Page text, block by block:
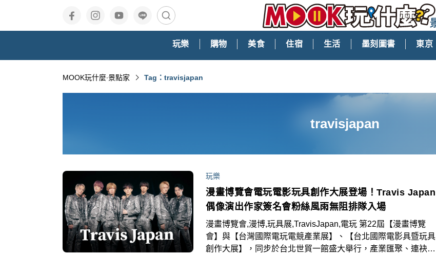
玩樂 購物 美食 住宿 生活 墨刻圖書 東京
MOOK玩什麼‧景點家 Tag：travisjapan
travisjapan
玩樂
漫畫博覽會電玩電影玩具創作大展登場！Travis Japan
偶像演出作家簽名會粉絲風雨無阻排隊入場
漫畫博覽會,漫博,玩具展,TravisJapan,電玩 第22屆【漫畫博覽
會】與【台灣國際電玩電競產業展】、【台北國際電影具暨玩具
創作大展】，同步於台北世貿一館盛大舉行，產業匯聚、連袂出